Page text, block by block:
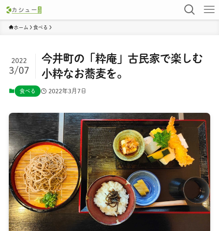
ホーム 食べる
今井町の「粋庵」古民家で楽しむ
小粋なお蕎麦を。
2022
3/07
食べる 2022年3月7日